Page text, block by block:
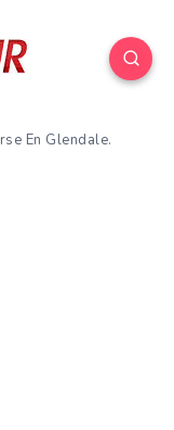
En Glendale.